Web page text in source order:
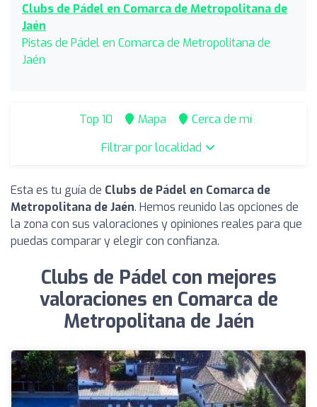
Clubs de Pádel en Comarca de Metropolitana de
Jaén
Pistas de Pádel en Comarca de Metropolitana de
Jaén
Top 10 Mapa
Cerca de mí
Filtrar por localidad
Esta es tu guía de Clubs de Pádel en Comarca de
Metropolitana de Jaén. Hemos reunido las opciones de
la zona con sus valoraciones y opiniones reales para que
puedas comparar y elegir con confianza.
Clubs de Pádel con mejores
valoraciones en Comarca de
Metropolitana de Jaén